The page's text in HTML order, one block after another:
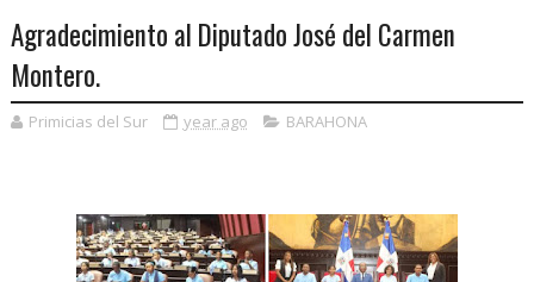
Agradecimiento al Diputado José del Carmen
Montero.
Primicias del Sur year ago BARAHONA